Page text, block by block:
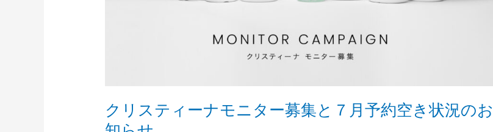
クリスティーナモニター募集と７月予約空き状況のお